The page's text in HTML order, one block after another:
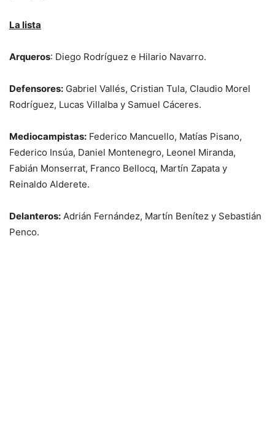
La lista
Arqueros: Diego Rodríguez e Hilario Navarro.
Defensores: Gabriel Vallés, Cristian Tula, Claudio Morel
Rodríguez, Lucas Villalba y Samuel Cáceres.
Mediocampistas: Federico Mancuello, Matías Pisano,
Federico Insúa, Daniel Montenegro, Leonel Miranda,
Fabián Monserrat, Franco Bellocq, Martín Zapata y
Reinaldo Alderete.
Delanteros: Adrián Fernández, Martín Benítez y Sebastián
Penco.